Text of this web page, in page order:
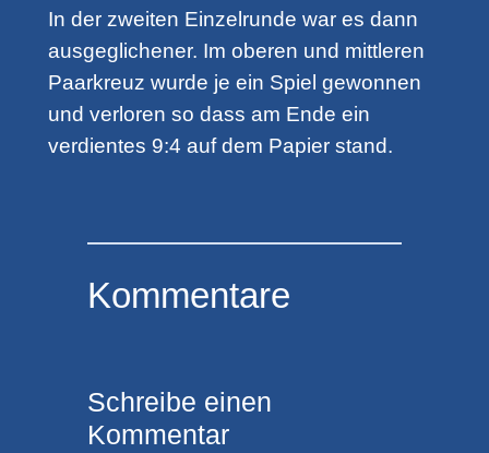
In der zweiten Einzelrunde war es dann
ausgeglichener. Im oberen und mittleren
Paarkreuz wurde je ein Spiel gewonnen
und verloren so dass am Ende ein
verdientes 9:4 auf dem Papier stand.
Kommentare
Schreibe einen
Kommentar